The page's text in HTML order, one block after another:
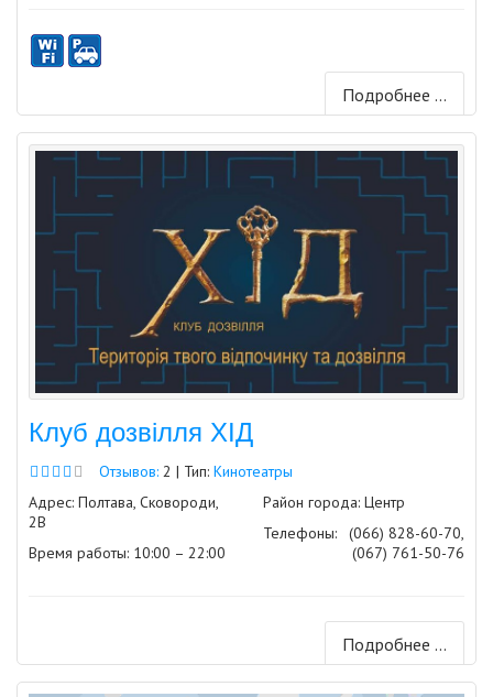
Подробнее ...
Клуб дозвілля ХІД
Отзывов: 2 | Тип: Кинотеатры
Адрес: Полтава, Сковороди,
2В
Время работы: 10:00 – 22:00
Район города: Центр
Телефоны:
(066) 828-60-70,
(067) 761-50-76
Подробнее ...